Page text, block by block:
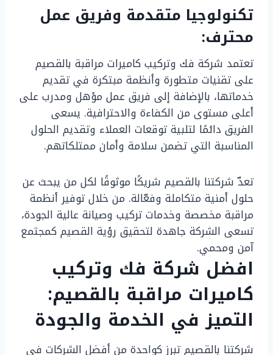
تكنولوجيا متقدمة وفريق عمل
محترف:
تعتمد شركة فك وتركيب كاميرات مراقبة بالقصيم
على تقنيات متطورة وأنظمة مبتكرة في تقديم
خدماتها، بالإضافة إلى فريق عمل مؤهل ومدرب على
أعلى مستوى من الكفاءة والاحترافية. يسعى
الفريق دائمًا لتلبية توقعات العملاء وتقديم الحلول
المناسبة التي تضمن سلامة وأمان ممتلكاتهم.
تعدّ شركتنا بالقصيم شريكًا موثوقًا لكل من يبحث عن
حلول أمنية متكاملة وفعّالة. من خلال توفير أنظمة
مراقبة مخصصة وخدمات تركيب وصيانة عالية الجودة،
تسعى الشركة جاهدة لتحقيق رؤية القصيم كمجتمع
آمن ومحمي.
افضل شركة فك وتركيب
كاميرات مراقبة بالقصيم:
التميز في الخدمة والجودة
شركتنا بالقصيم تبرز كواحدة من أفضل الشركات في